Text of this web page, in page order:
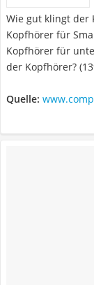
Wie gut klingt der
Kopfhörer für
Kopfhörer für
der Kopfhörer?
Quelle: